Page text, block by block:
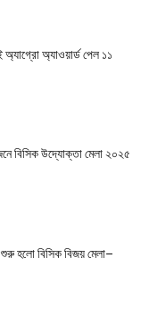
অ্যাগ্রো অ্যাওয়ার্ড পেল ১১
বিসিক উদ্যোক্তা মেলা ২০২৫
হলো বিসিক বিজয় মেলা–